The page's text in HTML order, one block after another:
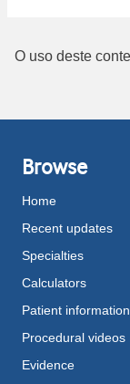
O uso deste
Browse
Home
Recent updates
Specialties
Calculators
Patient information
Procedural videos
Evidence